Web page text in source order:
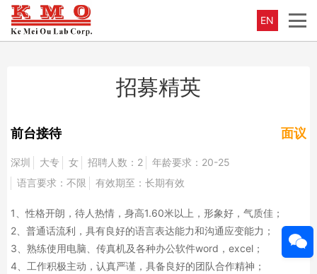
EN
招募精英
前台接待 面议
深圳 大专 女 招聘人数：2
年龄要求：20-25
语言要求：不限
有效期至：长期有效
1、性格开朗，待人热情，身高1.60米以上，形象好，气质佳；
2、普通话流利，具有良好的语言表达能力和沟通应变能力；
3、熟练使用电脑、传真机及各种办公软件word，excel；
4、工作积极主动，认真严谨，具备良好的团队合作精神；